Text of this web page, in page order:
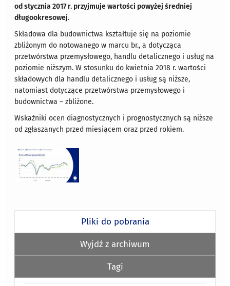
od stycznia 2017 r. przyjmuje wartości powyżej średniej
długookresowej.
Składowa dla budownictwa kształtuje się na poziomie
zbliżonym do notowanego w marcu br., a dotycząca
przetwórstwa przemysłowego, handlu detalicznego i usług na
poziomie niższym. W stosunku do kwietnia 2018 r. wartości
składowych dla handlu detalicznego i usług są niższe,
natomiast dotyczące przetwórstwa przemysłowego i
budownictwa – zbliżone.
Wskaźniki ocen diagnostycznych i prognostycznych są niższe
od zgłaszanych przed miesiącem oraz przed rokiem.
Pliki do pobrania
Wyjdź z archiwum
Tagi